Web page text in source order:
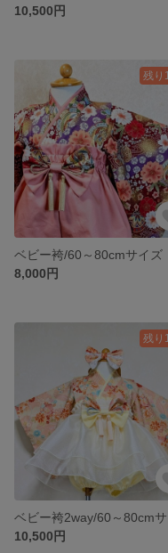
10,500円
残り
ベビー袴/60～80cmサイズ
8,000円
残り
ベビー袴2way/60～80cm
10,500円